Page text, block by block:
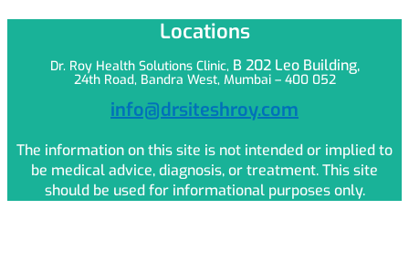
Locations
Dr. Roy Health Solutions Clinic, B 202 Leo Building,
24th Road, Bandra West, Mumbai – 400 052
info@drsiteshroy.com
The information on this site is not intended or implied to
be medical advice, diagnosis, or treatment. This site
should be used for informational purposes only.